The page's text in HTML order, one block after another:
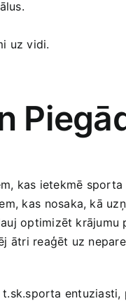
uz vidi.
kas ietekmē⁢
kas ⁢nosaka, kā
optimizēt krājumu
ātri reaģēt uz